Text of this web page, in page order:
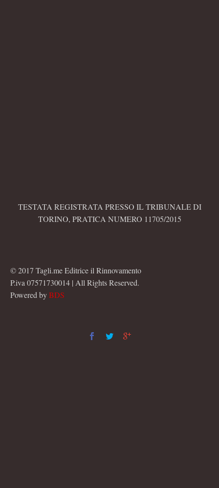
TESTATA REGISTRATA PRESSO IL TRIBUNALE DI
TORINO, PRATICA NUMERO 11705/2015
© 2017 Tagli.me Editrice il Rinnovamento
P.iva 07571730014 | All Rights Reserved.
Powered byBDS